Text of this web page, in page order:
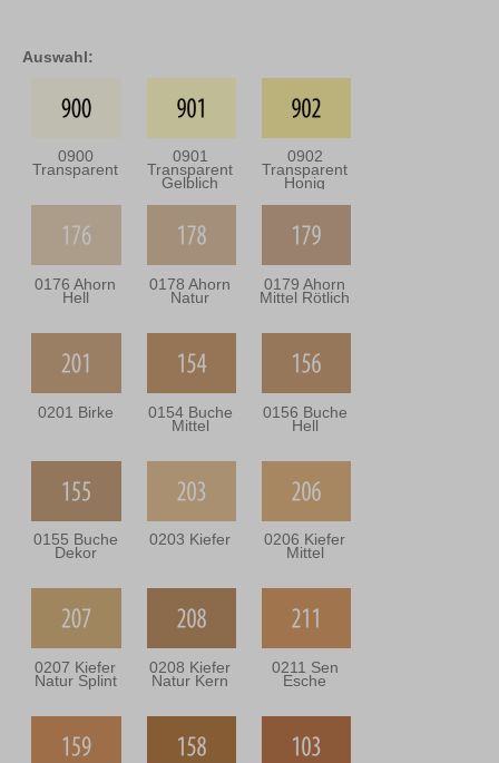
Auswahl:
0900
Transparent
0901
Transparent
Gelblich
0902
Transparent
Honig
0176 Ahorn
Hell
0178 Ahorn
Natur
0179 Ahorn
Mittel Rötlich
0201 Birke 0154 Buche
Mittel
0156 Buche
Hell
0155 Buche
Dekor
0203 Kiefer 0206 Kiefer
Mittel
0207 Kiefer
Natur Splint
0208 Kiefer
Natur Kern
0211 Sen
Esche